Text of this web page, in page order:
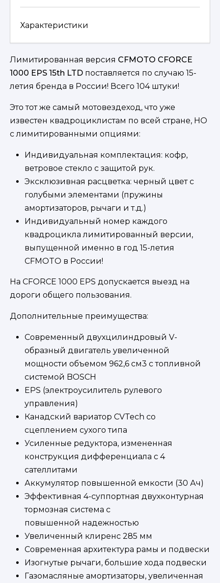
Характеристики
Лимитированная версия CFMOTO CFORCE
1000 EPS 15th LTD поставляется по случаю 15-
летия бренда в России! Всего 104 штуки!
Это тот же самый мотовездеход, что уже
известен квадроциклистам по всей стране, НО
с лимитированными опциями:
Индивидуальная комплектация: кофр,
ветровое стекло с защитой рук.
Эксклюзивная расцветка: черный цвет с
голубыми элементами (пружины
амортизаторов, рычаги и т.д.)
Индивидуальный номер каждого
квадроцикла лимитированный версии,
выпущенной именно в год 15-летия
CFMOTO в России!
На CFORCE 1000 EPS допускается выезд на
дороги общего пользования.
Дополнительные преимущества:
Современный двухцилиндровый V-
образный двигатель увеличенной
мощности объемом 962,6 см3 с топливной
системой BOSCH
EPS (электроусилитель рулевого
управления)
Канадский вариатор CVTech со
сцеплением сухого типа
Усиленные редуктора, измененная
конструкция дифференциала с 4
сателлитами
Аккумулятор повышенной емкости (30 Ач)
Эффективная 4-суппортная двухконтурная
тормозная система с
повышенной надежностью
Увеличенный клиренс 285 мм
Современная архитектура рамы и подвески
Изогнутые рычаги, большие хода подвески
Газомасляные амортизаторы, увеличенная